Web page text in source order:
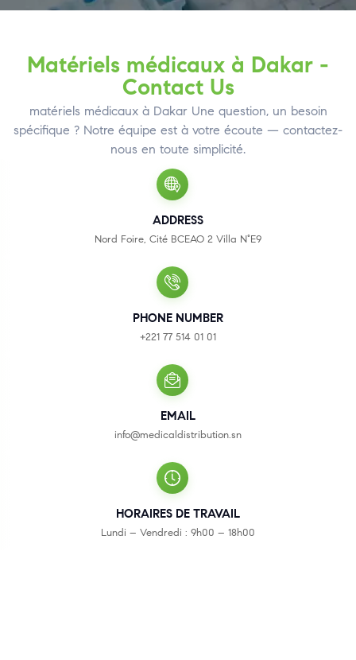
Matériels médicaux à Dakar -
Contact Us
matériels médicaux à Dakar Une question, un besoin
spécifique ? Notre équipe est à votre écoute — contactez-
nous en toute simplicité.
ADDRESS
Nord Foire, Cité BCEAO 2 Villa N°E9
PHONE NUMBER
+221 77 514 01 01
EMAIL
info@medicaldistribution.sn
HORAIRES DE TRAVAIL
Lundi – Vendredi : 9h00 – 18h00